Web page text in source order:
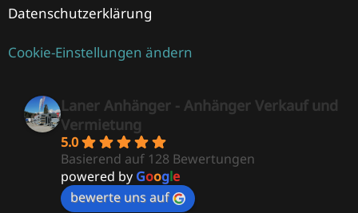
Datenschutzerklärung
Cookie-Einstellungen ändern
Laner Anhänger - Anhänger Verkauf und
Vermietung
5.0
Basierend auf 128 Bewertungen
powered by Google
bewerte uns auf